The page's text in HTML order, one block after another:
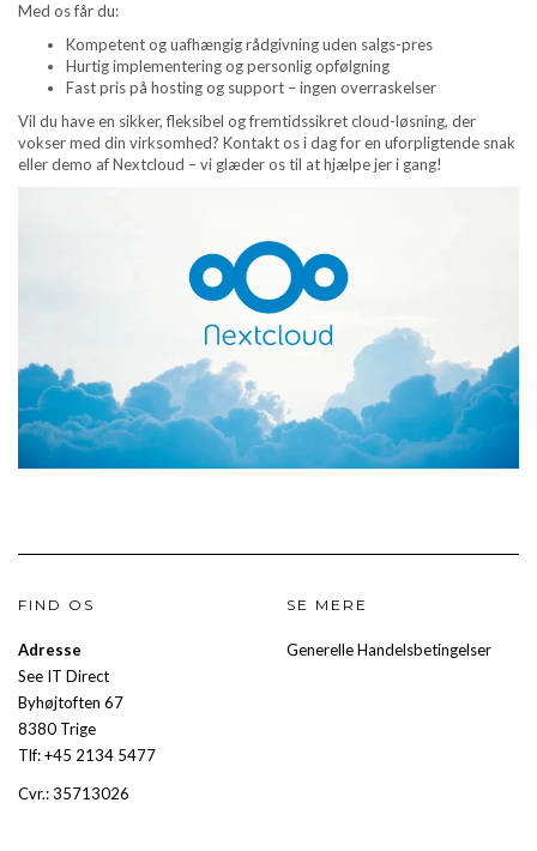
Med os får du:
Kompetent og uafhængig rådgivning uden salgs-pres
Hurtig implementering og personlig opfølgning
Fast pris på hosting og support – ingen overraskelser
Vil du have en sikker, fleksibel og fremtidssikret cloud-løsning, der
vokser med din virksomhed? Kontakt os i dag for en uforpligtende snak
eller demo af Nextcloud – vi glæder os til at hjælpe jer i gang!
FIND OS
Adresse
See IT Direct
Byhøjtoften 67
8380 Trige
Tlf: +45 2134 5477
Cvr.: 35713026
SE MERE
Generelle Handelsbetingelser